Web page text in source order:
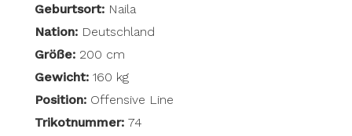
Geburtsort: Naila
Nation:Deutschland
Größe:200 cm
Gewicht:160 kg
Position:Offensive Line
Trikotnummer: 74